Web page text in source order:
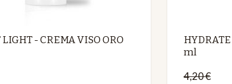
LIGHT - CREMA VISO ORO
ml
4,20 €